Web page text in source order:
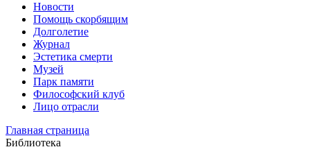
Новости
Помощь скорбящим
Долголетие
Журнал
Эстетика смерти
Музей
Парк памяти
Философский клуб
Лицо отрасли
Главная страница
Библиотека